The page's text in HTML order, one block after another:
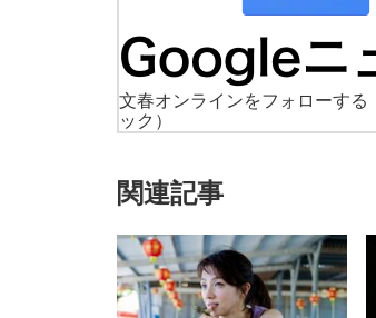
文春オンラインをフォローする
ック）
関連記事